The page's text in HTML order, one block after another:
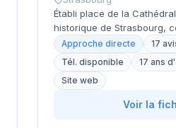
Établi place de la
historique de Strasbourg,
recrutement bénéficie d'un
emblématique dans le
Dirigé par M. Costa, il
conseil en recrutement aux
région. La structure
4,6/5 sur Google, reflétant
Approche directe
17
Tél. disponible
17 ans
Site web
Voir la